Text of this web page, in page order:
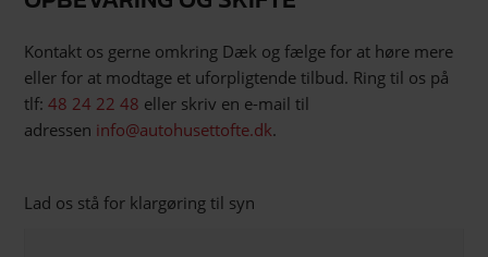
Kontakt os gerne omkring Dæk og fælge for at høre mere
eller for at modtage et uforpligtende tilbud. Ring til os på
tlf:48 24 22 48 eller skriv en e-mail til
adressen info@autohusettofte.dk.
Lad os stå for klargøring til syn